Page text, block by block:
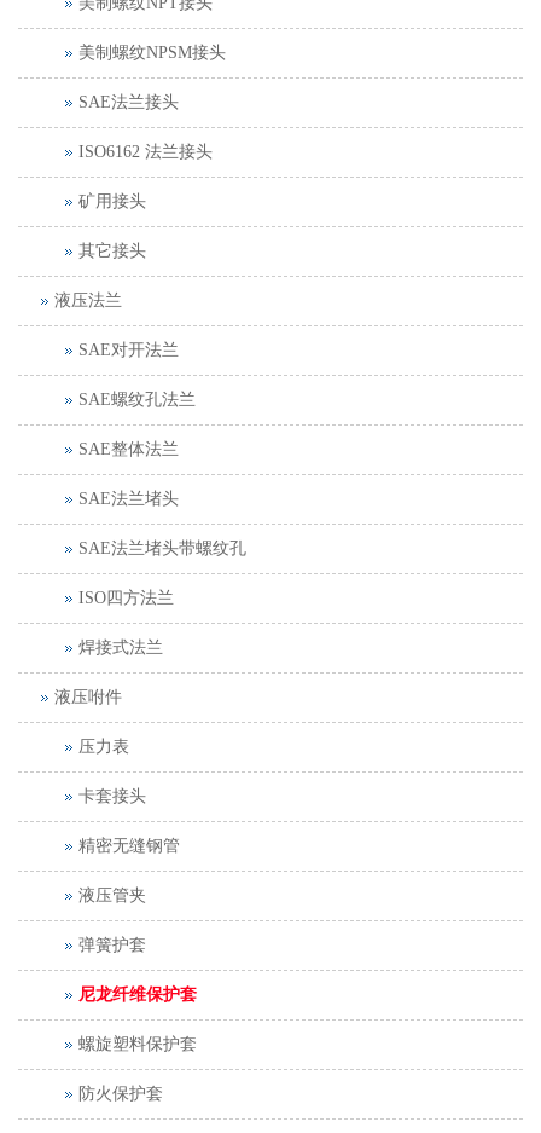
美制螺纹NPSM接头
SAE法兰接头
ISO6162 法兰接头
矿用接头
其它接头
液压法兰
SAE对开法兰
SAE螺纹孔法兰
SAE整体法兰
SAE法兰堵头
SAE法兰堵头带螺纹孔
ISO四方法兰
焊接式法兰
液压咐件
压力表
卡套接头
精密无缝钢管
液压管夹
弹簧护套
尼龙纤维保护套
螺旋塑料保护套
防火保护套